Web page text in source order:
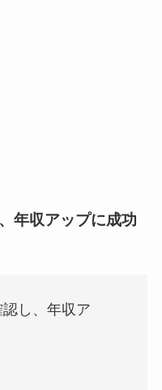
年収アップに成功
し、年収ア